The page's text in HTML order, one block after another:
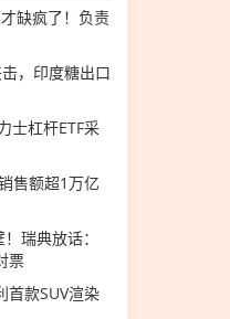
缺疯了！负责
，印度糖出口
士杠杆ETF采
售额超1万亿
瑞典放话：
票
首款SUV渲染